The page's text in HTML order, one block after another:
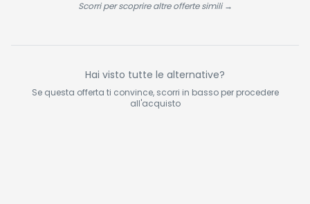
Scorri per scoprire altre offerte simili →
Hai visto tutte le alternative?
Se questa offerta ti convince, scorri in basso per procedere
all'acquisto